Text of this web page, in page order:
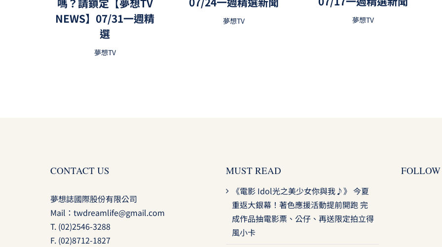
嗎？請鎖定【夢想TV
NEWS】07/31一週精
選
夢想TV
夢想TV 夢想TV
CONTACT US
夢想誌國際股份有限公司
Mail： twdreamlife@gmail.com
T. (02)2546-3288
F. (02)8712-1827
MUST READ
《電影 Idol光之美少女你與我♪》 今夏
重返大銀幕！著色應援活動提前開跑 完
成作品抽電影票、公仔、再送限定拍立得
風小卡